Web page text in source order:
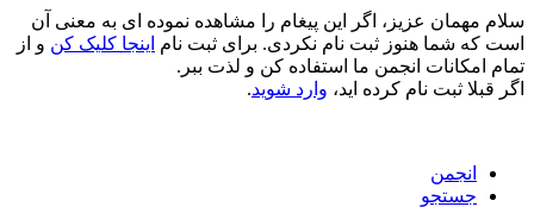
سلام مهمان عزیز، اگر این پیغام را مشاهده نموده ای به معنی آن
است که شما هنوز ثبت نام نکردی. برای ثبت نام اینجا کلیک کن و از
تمام امکانات انجمن ما استفاده کن و لذت ببر.
اگر قبلا ثبت نام کرده اید، وارد شوید.
انجمن
جستجو